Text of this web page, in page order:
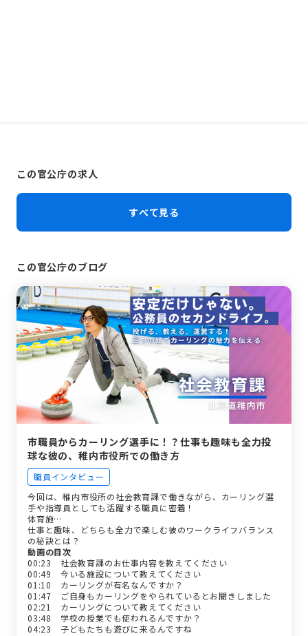
この官公庁の求人
すべて見る
この官公庁のブログ
市職員からカーリング選手に！？仕事も趣味も全力投
球な彼の、稚内市役所での働き方
職員インタビュー
今回は、稚内市役所の社会教育課で働きながら、カーリング選
手や指導員としても活躍する職員に密着！
体育施…
仕事と趣味、どちらも全力で楽しむ彼のワークライフバランス
の秘訣とは？
動画の目次
00:23 社会教育課のお仕事内容を教えてください
00:49 今いる施設について教えてください
01:10 カーリングが有名なんですか？
01:47 ご自身もカーリングをやられているとお聞きしました
02:21 カーリングについて教えてください
03:48 学校の授業でも使われるんですか？
04:23 子どもたちも遊びに来るんですね